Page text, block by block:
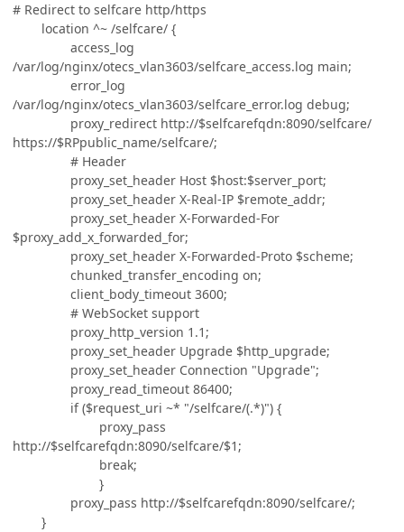
# Redirect to selfcare http/https
location ^~ /selfcare/ {
access_log
/var/log/nginx/otecs_vlan3603/selfcare_access.log main;
error_log
/var/log/nginx/otecs_vlan3603/selfcare_error.log debug;
proxy_redirect http://$selfcarefqdn:8090/selfcare/
https://$RPpublic_name/selfcare/;
# Header
proxy_set_header Host $host:$server_port;
proxy_set_header X-Real-IP $remote_addr;
proxy_set_header X-Forwarded-For
$proxy_add_x_forwarded_for;
proxy_set_header X-Forwarded-Proto $scheme;
chunked_transfer_encoding on;
client_body_timeout 3600;
# WebSocket support
proxy_http_version 1.1;
proxy_set_header Upgrade $http_upgrade;
proxy_set_header Connection "Upgrade";
proxy_read_timeout 86400;
if ($request_uri ~* "/selfcare/(.*)") {
proxy_pass
http://$selfcarefqdn:8090/selfcare/$1;
break;
}
proxy_pass http://$selfcarefqdn:8090/selfcare/;
}